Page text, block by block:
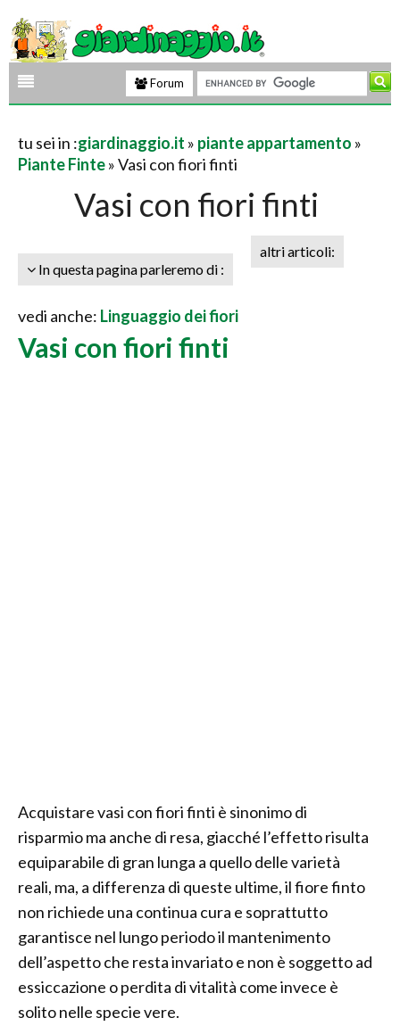
Forum
tu sei in :giardinaggio.it » piante appartamento »
Piante Finte» Vasi con fiori finti
Vasi con fiori finti
In questa pagina parleremo di :
altri articoli:
vedi anche: Linguaggio dei fiori
Vasi con fiori finti
Acquistare vasi con fiori finti è sinonimo di
risparmio ma anche di resa, giacché l’effetto risulta
equiparabile di gran lunga a quello delle varietà
reali, ma, a differenza di queste ultime, il fiore finto
non richiede una continua cura e soprattutto
garantisce nel lungo periodo il mantenimento
dell’aspetto che resta invariato e non è soggetto ad
essiccazione o perdita di vitalità come invece è
solito nelle specie vere.